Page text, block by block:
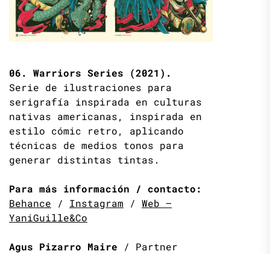
06. Warriors Series (2021).
Serie de ilustraciones para
serigrafía inspirada en culturas
nativas americanas, inspirada en
estilo cómic retro, aplicando
técnicas de medios tonos para
generar distintas tintas.
Para más información / contacto:
Behance / Instagram / Web –
YaniGuille&Co
Agus Pizarro Maire / Partner